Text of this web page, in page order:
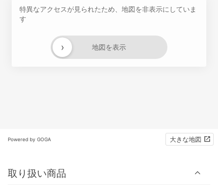
特異なアクセスが見られたため、地図を非表示にしていま
す
地図を表示
›
Powered by GOGA 大きな地図
取り扱い商品